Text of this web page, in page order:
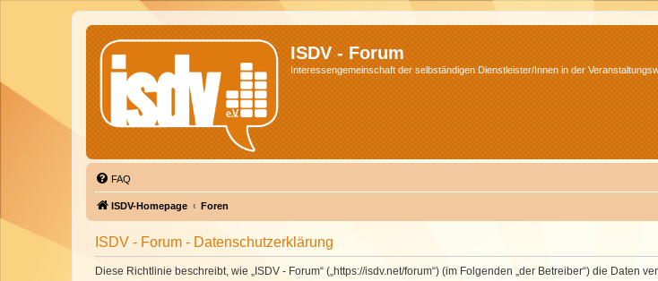
ISDV - Forum
Interessengemeinschaft der selbständigen Dienstleister/Innen in der
FAQ
ISDV-Homepage Foren
ISDV - Forum - Datenschutzerklärung
Diese Richtlinie beschreibt, wie „ISDV - Forum“ („https://isdv.net/forum“) (im Folgenden „der Betreiber“) die Daten